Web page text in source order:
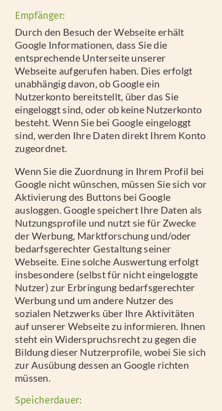
Empfänger:
Durch den Besuch der Webseite erhält
Google Informationen, dass Sie die
entsprechende Unterseite unserer
Webseite aufgerufen haben. Dies erfolgt
unabhängig davon, ob Google ein
Nutzerkonto bereitstellt, über das Sie
eingeloggt sind, oder ob keine Nutzerkonto
besteht. Wenn Sie bei Google eingeloggt
sind, werden Ihre Daten direkt Ihrem Konto
zugeordnet.
Wenn Sie die Zuordnung in Ihrem Profil bei
Google nicht wünschen, müssen Sie sich vor
Aktivierung des Buttons bei Google
ausloggen. Google speichert Ihre Daten als
Nutzungsprofile und nutzt sie für Zwecke
der Werbung, Marktforschung und/oder
bedarfsgerechter Gestaltung seiner
Webseite. Eine solche Auswertung erfolgt
insbesondere (selbst für nicht eingeloggte
Nutzer) zur Erbringung bedarfsgerechter
Werbung und um andere Nutzer des
sozialen Netzwerks über Ihre Aktivitäten
auf unserer Webseite zu informieren. Ihnen
steht ein Widerspruchsrecht zu gegen die
Bildung dieser Nutzerprofile, wobei Sie sich
zur Ausübung dessen an Google richten
müssen.
Speicherdauer: